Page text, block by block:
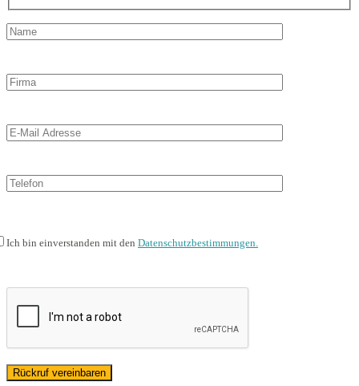
Ich bin einverstanden mit den Datenschutzbestimmungen.